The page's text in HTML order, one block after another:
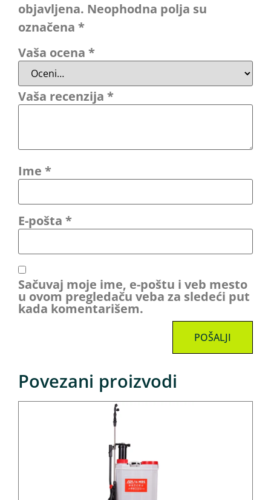
objavljena. Neophodna polja su
označena *
Vaša ocena *
Vaša recenzija *
Ime *
E-pošta *
Sačuvaj moje ime, e-poštu i veb mesto
u ovom pregledaču veba za sledeći put
kada komentarišem.
Povezani proizvodi